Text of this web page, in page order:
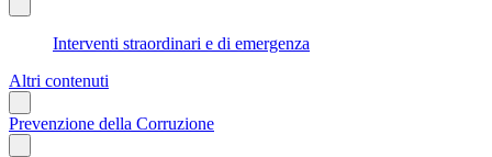
Interventi straordinari e di emergenza
Altri contenuti
Prevenzione della Corruzione